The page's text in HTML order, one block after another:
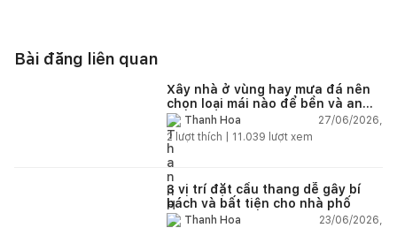
Bài đăng liên quan
Xây nhà ở vùng hay mưa đá nên
chọn loại mái nào để bền và an
toàn?Thanh Hoa
27/06/2026,
2 lượt thích | 11.039 lượt xem
3 vị trí đặt cầu thang dễ gây bí
bách và bất tiện cho nhà phố
Thanh Hoa
23/06/2026,